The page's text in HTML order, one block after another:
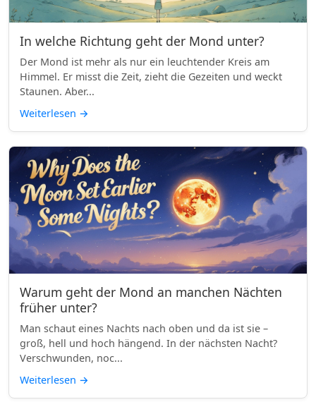
In welche Richtung geht der Mond unter?
Der Mond ist mehr als nur ein leuchtender Kreis am
Himmel. Er misst die Zeit, zieht die Gezeiten und weckt
Staunen. Aber...
Weiterlesen →
Warum geht der Mond an manchen Nächten
früher unter?
Man schaut eines Nachts nach oben und da ist sie –
groß, hell und hoch hängend. In der nächsten Nacht?
Verschwunden, noc...
Weiterlesen →